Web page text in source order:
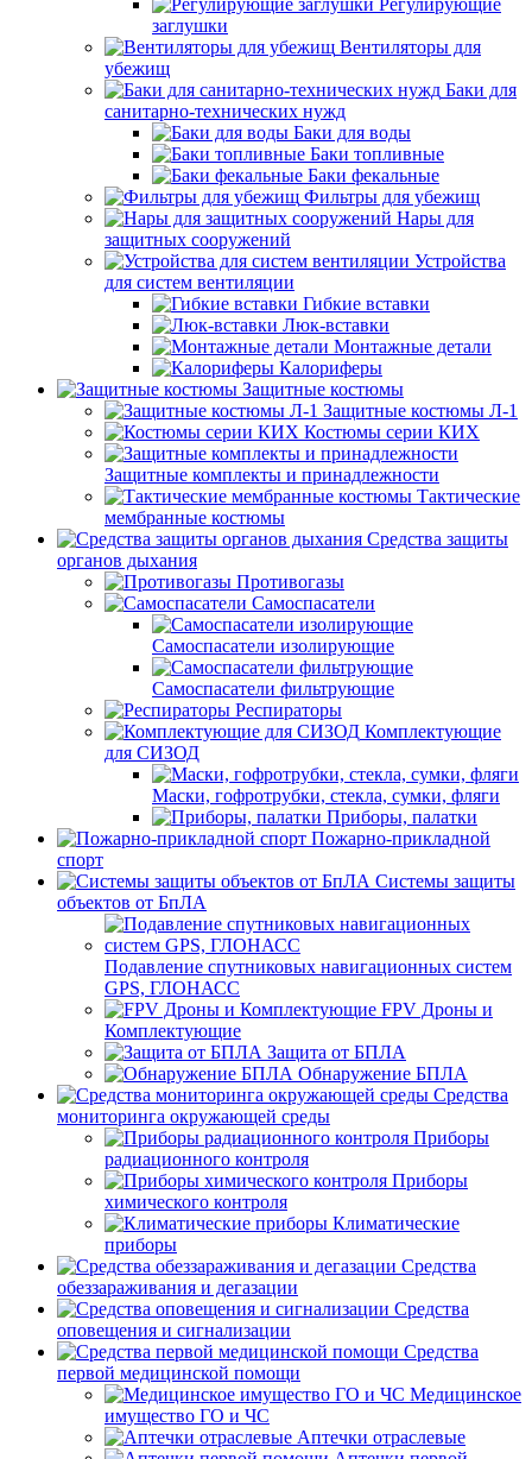
Регулирующие
заглушки
Вентиляторы для
убежищ
Баки для
санитарно-технических нужд
Баки для воды
Баки топливные
Баки фекальные
Фильтры для убежищ
Нары для
защитных сооружений
Устройства
для систем вентиляции
Гибкие вставки
Люк-вставки
Монтажные детали
Калориферы
Защитные костюмы
Защитные костюмы Л-1
Костюмы серии КИХ
Защитные комплекты и принадлежности
Тактические
мембранные костюмы
Средства защиты
органов дыхания
Противогазы
Самоспасатели
Самоспасатели изолирующие
Самоспасатели фильтрующие
Респираторы
Комплектующие
для СИЗОД
Маски, гофротрубки, стекла, сумки, фляги
Приборы, палатки
Пожарно-прикладной
спорт
Системы защиты
объектов от БпЛА
Подавление спутниковых навигационных систем
GPS, ГЛОНАСС
FPV Дроны и
Комплектующие
Защита от БПЛА
Обнаружение БПЛА
Средства
мониторинга окружающей среды
Приборы
радиационного контроля
Приборы
химического контроля
Климатические
приборы
Средства
обеззараживания и дегазации
Средства
оповещения и сигнализации
Средства
первой медицинской помощи
Медицинское
имущество ГО и ЧС
Аптечки отраслевые